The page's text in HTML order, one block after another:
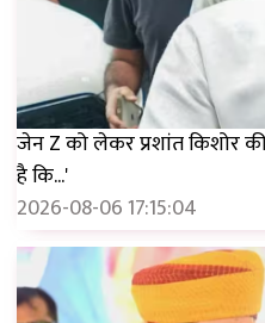
जेन Z को लेकर प्रशांत किशोर
है कि...'
2026-08-06 17:15:04